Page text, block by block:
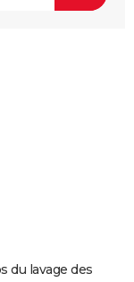
du lavage des